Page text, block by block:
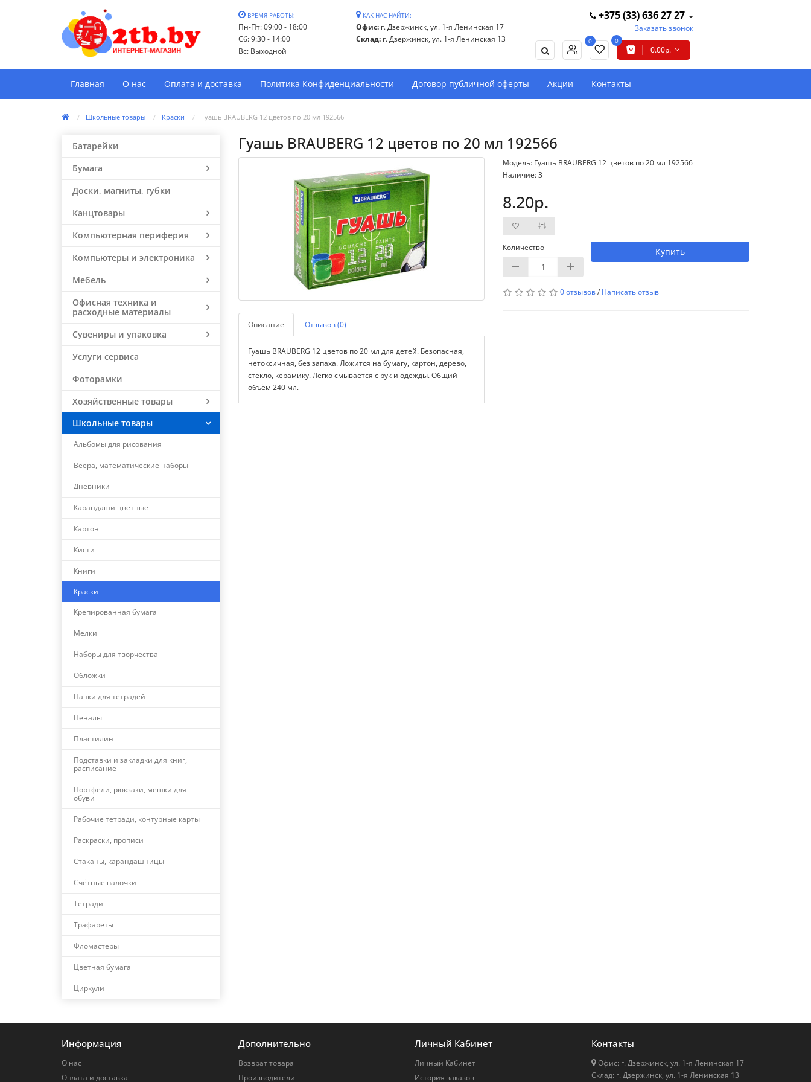
ВРЕМЯ РАБОТЫ:
Пн-Пт: 09:00 - 18:00
Сб: 9:30 - 14:00
Вс: Выходной
КАК НАС НАЙТИ:
Офис:г. Дзержинск, ул. 1-я Ленинская 17
Склад:г. Дзержинск, ул. 1-я Ленинская 13
+375 (33) 636 27 27
Заказать звонок
0 0
0.00р.
Главная О нас Оплата и доставка Политика Конфиденциальности Договор публичной оферты Акции Контакты
Школьные товары Краски Гуашь BRAUBERG 12 цветов по 20 мл 192566
Батарейки
Бумага
Доски, магниты, губки
Канцтовары
Компьютерная периферия
Компьютеры и электроника
Мебель
Офисная техника и
расходные материалы
Сувениры и упаковка
Услуги сервиса
Фоторамки
Хозяйственные товары
Школьные товары
Альбомы для рисования
Веера, математические наборы
Дневники
Карандаши цветные
Картон
Кисти
Книги
Краски
Крепированная бумага
Мелки
Наборы для творчества
Обложки
Папки для тетрадей
Пеналы
Пластилин
Подставки и закладки для книг,
расписание
Портфели, рюкзаки, мешки для
обуви
Рабочие тетради, контурные карты
Раскраски, прописи
Стаканы, карандашницы
Счётные палочки
Тетради
Трафареты
Фломастеры
Цветная бумага
Циркули
Гуашь BRAUBERG 12 цветов по 20 мл 192566
Описание Отзывов (0)
Гуашь BRAUBERG 12 цветов по 20 мл для детей. Безопасная,
нетоксичная, без запаха. Ложится на бумагу, картон, дерево,
стекло, керамику. Легко смывается с рук и одежды. Общий
объём 240 мл.
Модель: Гуашь BRAUBERG 12 цветов по 20 мл 192566
Наличие: 3
8.20р.
Количество Купить
0 отзывов/ Написать отзыв
Информация
О нас
Оплата и доставка
Дополнительно
Возврат товара
Производители
Личный Кабинет
Личный Кабинет
История заказов
Контакты
Офис: г. Дзержинск, ул. 1-я Ленинская 17
Cклад: г. Дзержинск, ул. 1-я Ленинская 13